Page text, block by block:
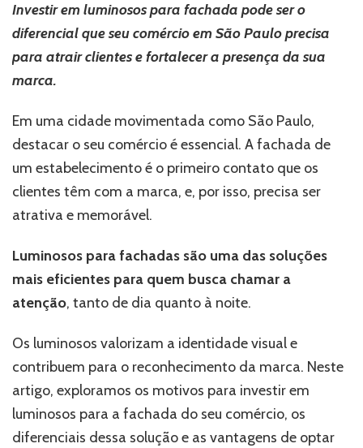
mais
clientes
destaque
em
Paulo!
Investir em luminosos para fachada pode ser o
diferencial que seu comércio em São Paulo precisa
para atrair clientes e fortalecer a presença da sua
marca.
Em uma cidade movimentada como São Paulo,
destacar o seu comércio é essencial. A fachada de
um estabelecimento é o primeiro contato que os
clientes têm com a marca, e, por isso, precisa ser
atrativa e memorável.
Luminosos para fachadas são uma das soluções
mais eficientes para quem busca chamar a
atenção, tanto de dia quanto à noite.
Os luminosos valorizam a identidade visual e
contribuem para o reconhecimento da marca. Neste
artigo, exploramos os motivos para investir em
luminosos para a fachada do seu comércio, os
diferenciais dessa solução e as vantagens de optar